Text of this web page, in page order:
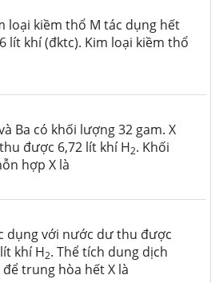
loại kiềm thổ M tác dụng hết
lít khí (đktc). Kim loại kiềm thổ
Ba có khối lượng 32 gam. X
được 6,72 lít khí H2. Khối
hợp X là
dụng với nước dư thu được
khí H2. Thể tích dung dịch
trung hòa hết X là